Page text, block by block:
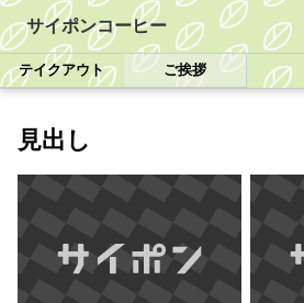
サイポンコーヒー
テイクアウト ご挨拶
見出し